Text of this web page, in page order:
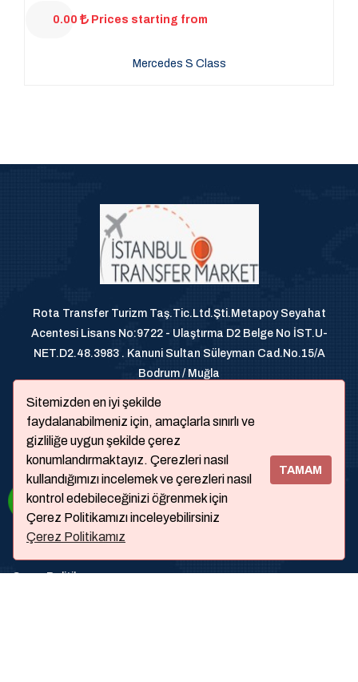
Sitemizden en iyi şekilde
faydalanabilmeniz için, amaçlarla sınırlı ve
gizliliğe uygun şekilde çerez
konumlandırmaktayız. Çerezleri nasıl
kullandığımızı incelemek ve çerezleri nasıl
kontrol edebileceğinizi öğrenmek için
Çerez Politikamızı inceleyebilirsiniz
Çerez Politikamız
TAMAM
0.00 Prices starting from
Mercedes S Class
Rota Transfer Turizm Taş.Tic.Ltd.Şti.Metapoy Seyahat
Acentesi Lisans No:9722 - Ulaştırma D2 Belge No İST.U-
NET.D2.48.3983 . Kanuni Sultan Süleyman Cad.No.15/A
Bodrum / Muğla
+905326200070
Çerez Politikası